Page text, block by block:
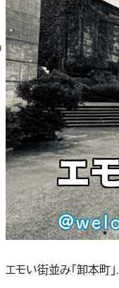
エモい街並み「卸本町」.